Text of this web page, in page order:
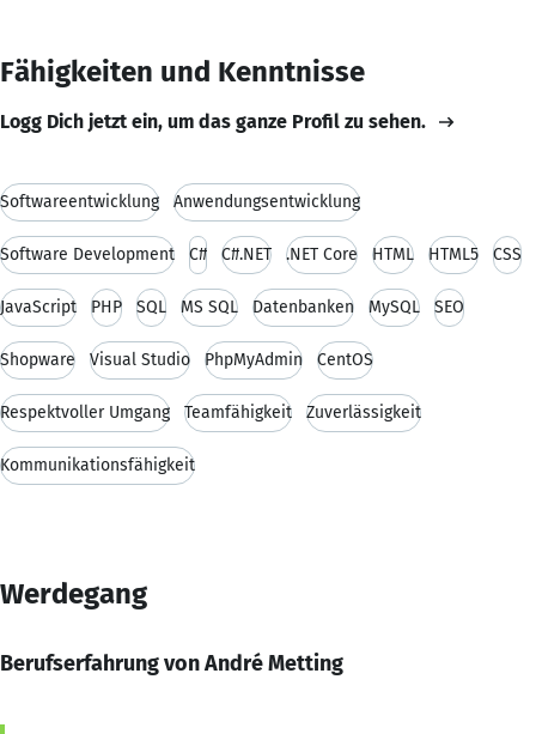
Fähigkeiten und Kenntnisse
Logg Dich jetzt ein, um das ganze Profil zu sehen.
Softwareentwicklung Anwendungsentwicklung
Software Development C# C#.NET .NET Core HTML HTML5 CSS
JavaScript PHP SQL MS SQL Datenbanken MySQL SEO
Shopware Visual Studio PhpMyAdmin CentOS
Respektvoller Umgang Teamfähigkeit Zuverlässigkeit
Kommunikationsfähigkeit
Werdegang
Berufserfahrung von André Metting